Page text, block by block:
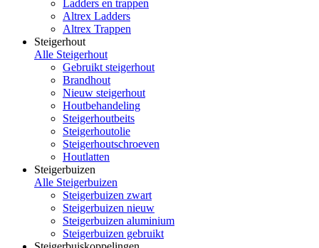
Ladders en trappen
Altrex Ladders
Altrex Trappen
Steigerhout
Alle Steigerhout
Gebruikt steigerhout
Brandhout
Nieuw steigerhout
Houtbehandeling
Steigerhoutbeits
Steigerhoutolie
Steigerhoutschroeven
Houtlatten
Steigerbuizen
Alle Steigerbuizen
Steigerbuizen zwart
Steigerbuizen nieuw
Steigerbuizen aluminium
Steigerbuizen gebruikt